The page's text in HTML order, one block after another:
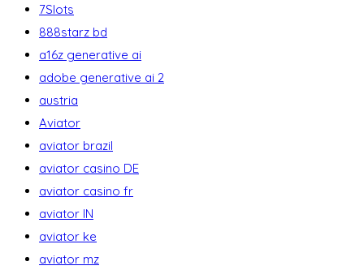
7Slots
888starz bd
a16z generative ai
adobe generative ai 2
austria
Aviator
aviator brazil
aviator casino DE
aviator casino fr
aviator IN
aviator ke
aviator mz